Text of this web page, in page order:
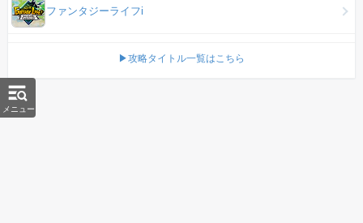
ファンタジーライフi
▶攻略タイトル一覧はこちら
メニュー